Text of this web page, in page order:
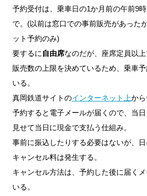
予約受付は、乗車日の1か月前の午前9
で。(以前は窓口での事前販売があった
ット予約のみ)
要するに 自由席なのだが、座席定員以
販売数の上限を決めているため、乗車
いる。
真岡鉄道サイトのインターネット上から
予約すると電子メールが届くので、当
見せて当日に現金で支払う仕組み。
事前に振込したりする必要はないが、
キャンセル料は発生する。
キャンセル方法は、予約した後に届く
いる。